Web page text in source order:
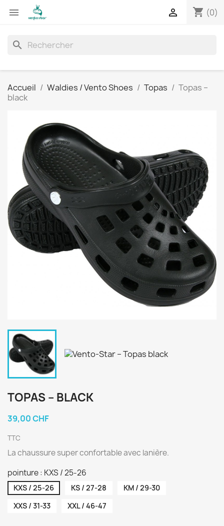
 shopping_cart (0)

search
Accueil Waldies / Vento Shoes Topas
Topas –
black
TOPAS – BLACK
39,00 CHF
TTC
La chaussure super confortable avec lanière.
pointure : KXS / 25-26
KXS / 25-26 KS / 27-28
KM / 29-30
XXS / 31-33
XXL / 46-47